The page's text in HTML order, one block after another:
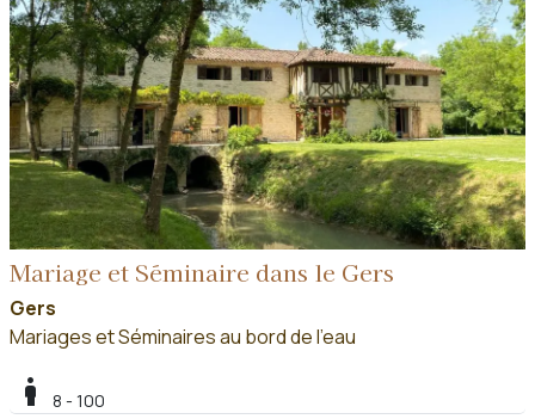
Mariage et Séminaire dans le Gers
Gers
Mariages et Séminaires au bord de l'eau
boy 8 - 100